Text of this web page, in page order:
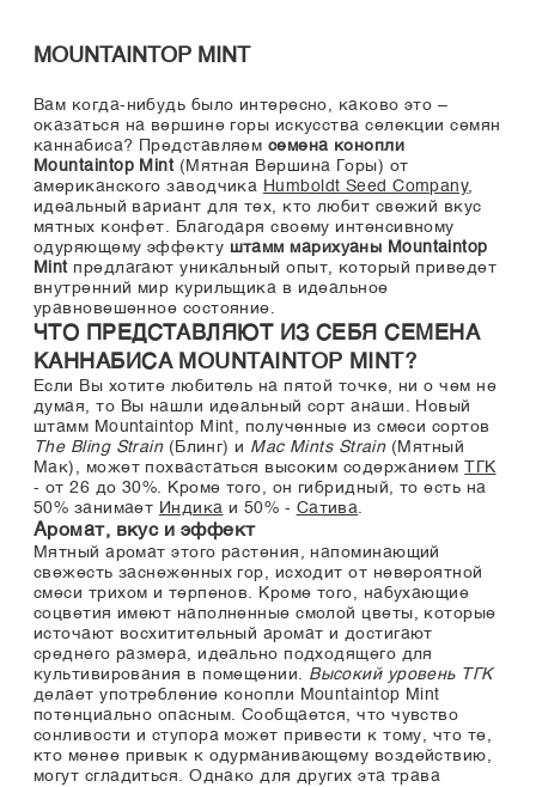
MOUNTAINTOP MINT
Вам когда-нибудь было интересно, каково это –
оказаться на вершине горы искусства селекции семян
каннабиса? Представляем семена конопли
Mountaintop Mint(Мятная Вершина Горы) от
американского заводчика Humboldt Seed Company,
идеальный вариант для тех, кто любит свежий вкус
мятных конфет. Благодаря своему интенсивному
одуряющему эффекту штамм марихуаны Mountaintop
Mintпредлагают уникальный опыт, который приведет
внутренний мир курильщика в идеальное
уравновешенное состояние.
ЧТО ПРЕДСТАВЛЯЮТ ИЗ СЕБЯ СЕМЕНА
КАННАБИСА MOUNTAINTOP MINT?
Если Вы хотите любитель на пятой точке, ни о чем не
думая, то Вы нашли идеальный сорт анаши. Новый
штамм Mountaintop Mint, полученные из смеси сортов
The Bling Strain(Блинг) и Mac Mints Strain(Мятный
Мак), может похвастаться высоким содержанием
ТГК
- от 26 до 30%. Кроме того, он гибридный, то есть на
50% занимает Индика и 50% - Сатива.
Аромат, вкус и эффект
Мятный аромат этого растения, напоминающий
свежесть заснеженных гор, исходит от невероятной
смеси трихом и терпенов. Кроме того, набухающие
соцветия имеют наполненные смолой цветы, которые
источают восхитительный аромат и достигают
среднего размера, идеально подходящего для
культивирования в помещении. Высокий уровень ТГК
делает употребление конопли Mountaintop Mint
потенциально опасным. Сообщается, что чувство
сонливости и ступора может привести к тому, что те,
кто менее привык к одурманивающему воздействию,
могут сгладиться. Однако для других эта трава